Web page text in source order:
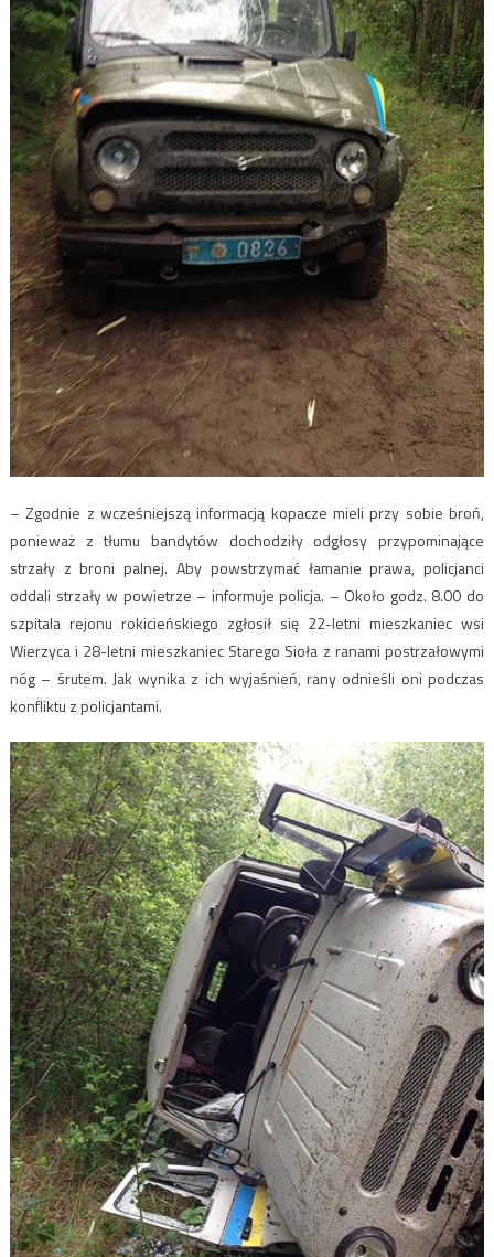
– Zgodnie z wcześniejszą informacją kopacze mieli przy sobie broń,
ponieważ z tłumu bandytów dochodziły odgłosy przypominające
strzały z broni palnej. Aby powstrzymać łamanie prawa, policjanci
oddali strzały w powietrze – informuje policja. – Około godz. 8.00 do
szpitala rejonu rokicieńskiego zgłosił się 22-letni mieszkaniec wsi
Wierzyca i 28-letni mieszkaniec Starego Sioła z ranami postrzałowymi
nóg – śrutem. Jak wynika z ich wyjaśnień, rany odnieśli oni podczas
konfliktu z policjantami.